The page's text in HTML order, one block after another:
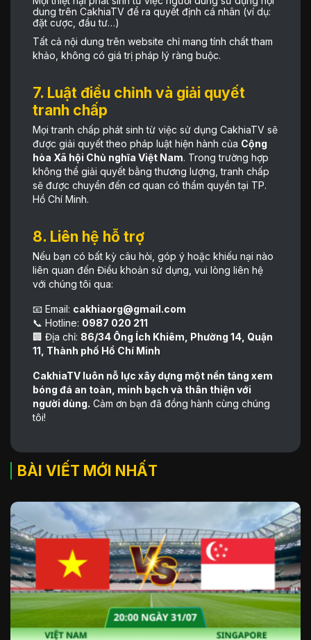
dung trên CakhiaTV để ra quyết định cá nhân (ví dụ:
đặt cược, đầu tư…)
Tất cả nội dung trên website chỉ mang tính chất tham
khảo, không có giá trị pháp lý ràng buộc.
7. Luật điều chỉnh và giải quyết
tranh chấp
Mọi tranh chấp phát sinh từ việc sử dụng CakhiaTV sẽ
được giải quyết theo pháp luật hiện hành của Cộng
hòa Xã hội Chủ nghĩa Việt Nam. Trong trường hợp
không thể giải quyết bằng thương lượng, tranh chấp
sẽ được chuyển đến cơ quan có thẩm quyền tại TP.
Hồ Chí Minh.
8. Liên hệ hỗ trợ
Nếu bạn có bất kỳ câu hỏi, góp ý hoặc khiếu nại nào
liên quan đến Điều khoản sử dụng, vui lòng liên hệ
với chúng tôi qua:
📧 Email: cakhiaorg@gmail.com
📞 Hotline: 0987 020 211
🏢 Địa chỉ: 86/34 Ông Ích Khiêm, Phường 14, Quận
11, Thành phố Hồ Chí Minh
CakhiaTV luôn nỗ lực xây dựng một nền tảng xem
bóng đá an toàn, minh bạch và thân thiện với
người dùng. Cảm ơn bạn đã đồng hành cùng chúng
tôi!
BÀI VIẾT MỚI NHẤT